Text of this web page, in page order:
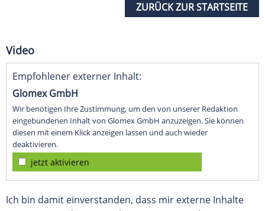
ZURÜCK ZUR STARTSEITE
Video
Empfohlener externer Inhalt:
Glomex GmbH
Wir benötigen Ihre Zustimmung, um den von unserer Redaktion
eingebundenen Inhalt von Glomex GmbH anzuzeigen. Sie können
diesen mit einem Klick anzeigen lassen und auch wieder
deaktivieren.
jetzt aktivieren
Ich bin damit einverstanden, dass mir externe Inhalte